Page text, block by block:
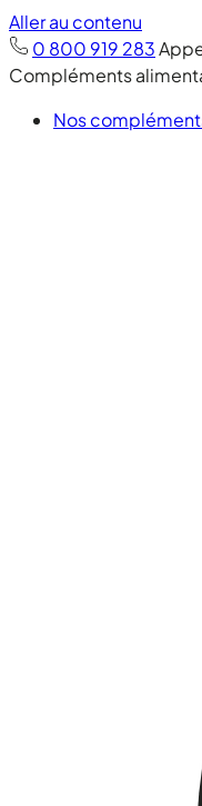
Aller au contenu
0 800 919 283
Compléments
Nos